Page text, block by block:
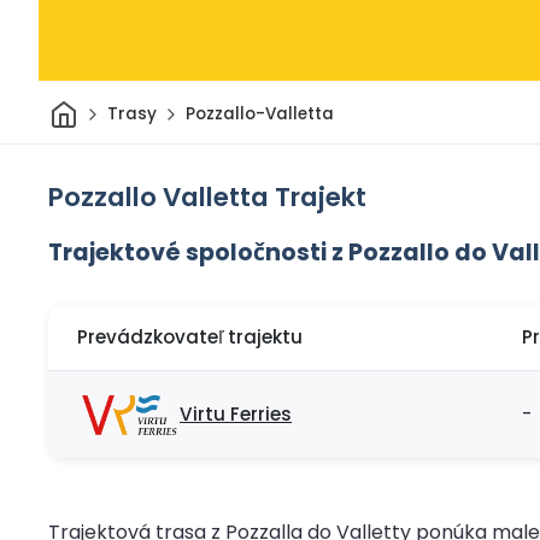
Domov
Trasy Pozzallo-Valletta
Pozzallo Valletta Trajekt
Trajektové spoločnosti z Pozzallo do
Prevádzkovateľ trajektu
Virtu Ferries -
Trajektová trasa z Pozzalla do Valletty ponúka